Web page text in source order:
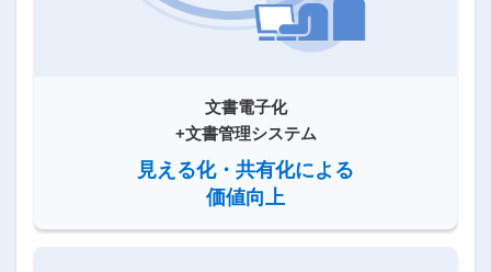
文書電子化
+文書管理システム
見える化・共有化による
価値向上